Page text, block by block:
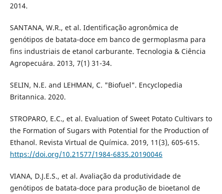
2014.
SANTANA, W.R., et al. Identificação agronômica de
genótipos de batata-doce em banco de germoplasma para
fins industriais de etanol carburante. Tecnologia & Ciência
Agropecuára. 2013, 7(1) 31-34.
SELIN, N.E. and LEHMAN, C. "Biofuel". Encyclopedia
Britannica. 2020.
STROPARO, E.C., et al. Evaluation of Sweet Potato Cultivars to
the Formation of Sugars with Potential for the Production of
Ethanol. Revista Virtual de Química. 2019, 11(3), 605-615.
https://doi.org/10.21577/1984-6835.20190046
VIANA, D.J.E.S., et al. Avaliação da produtividade de
genótipos de batata-doce para produção de bioetanol de